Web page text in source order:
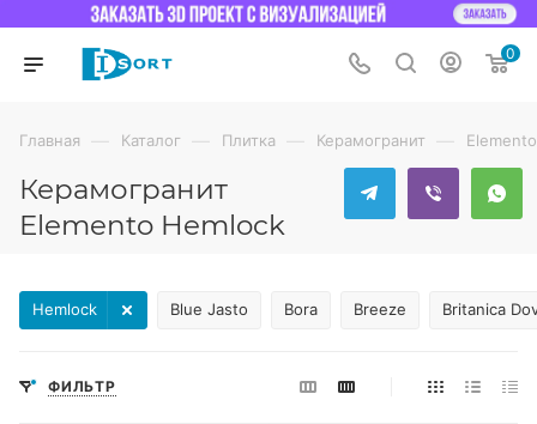
0
Главная — Каталог — Плитка — Керамогранит — Elemento
Керамогранит
Elemento Hemlock
Blue Jasto Bora Breeze Britanica
Hemlock
ФИЛЬТР